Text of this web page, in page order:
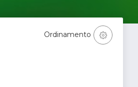
Ordinamento